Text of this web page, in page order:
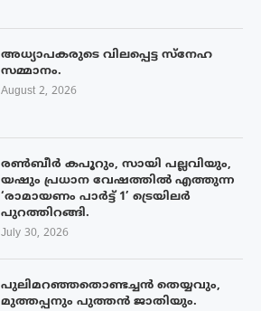
അധ്യാപകരുടെ വിലപ്പെട്ട സ്നേഹ
സമ്മാനം.
August 2, 2026
രൺബീർ കപൂറും, സായി പല്ലവിയും,
യഷും പ്രധാന വേഷത്തിൽ എത്തുന്ന
‘രാമായണം പാർട്ട് 1’ ട്രെയിലർ
പുറത്തിറങ്ങി.
July 30, 2026
പുലിമറഞ്ഞതൊണ്ടച്ചൻ തെയ്യവും,
മുത്തപ്പനും പുത്തൻ ജാതിയും.